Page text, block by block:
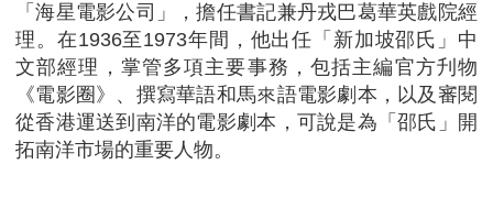
「海星電影公司」，擔任書記兼丹戎巴葛華英戲院經
理。在1936至1973年間，他出任「新加坡邵氏」中
文部經理，掌管多項主要事務，包括主編官方刋物
《電影圈》、撰寫華語和馬來語電影劇本，以及審閱
從香港運送到南洋的電影劇本，可說是為「邵氏」開
拓南洋市場的重要人物。